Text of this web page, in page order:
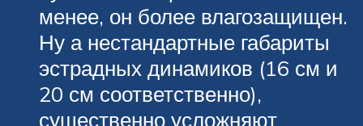
менее, он более влагозащищен.
Ну а нестандартные габариты
эстрадных динамиков (16 см и
20 см соответственно),
существенно усложняют